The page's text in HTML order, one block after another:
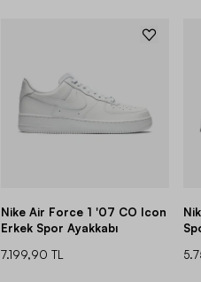
Nike Air Force 1 '07 CO Icon
Erkek Spor Ayakkabı
7.199,90 TL